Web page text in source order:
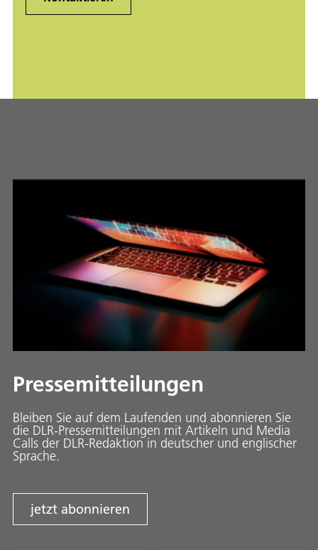
Pressemitteilungen
Bleiben Sie auf dem Laufenden und abonnieren Sie
die DLR-Pressemitteilungen mit Artikeln und Media
Calls der DLR-Redaktion in deutscher und englischer
Sprache.
jetzt abonnieren